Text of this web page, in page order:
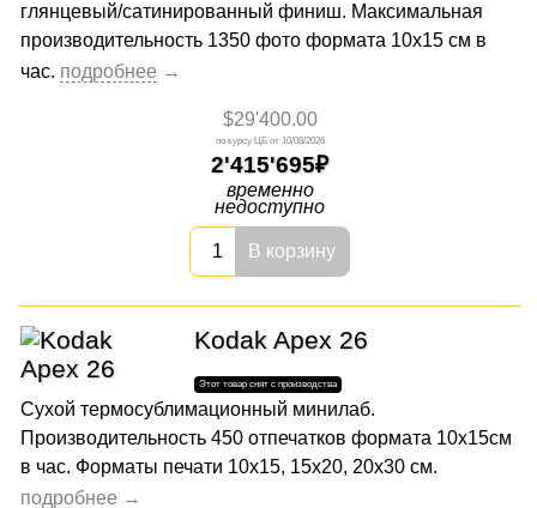
глянцевый/сатинированный финиш. Максимальная
производительность 1350 фото формата 10x15 см в
час.
$29'400.00
10/08/2026
2'415'695
временно
недоступно
В корзину
Kodak Apex 26
Сухой термосублимационный минилаб.
Производительность 450 отпечатков формата 10x15см
в час. Форматы печати 10х15, 15х20, 20х30 см.